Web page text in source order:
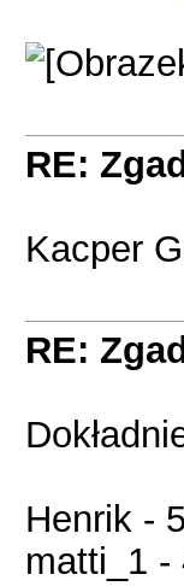
RE:
Kacper
RE:
Henrik -
matti_1 -